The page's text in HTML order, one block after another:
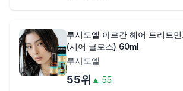
루시도엘 아르간 헤어 트리트
(시어 글로스) 60ml
루시도엘
55위 ▲ 55